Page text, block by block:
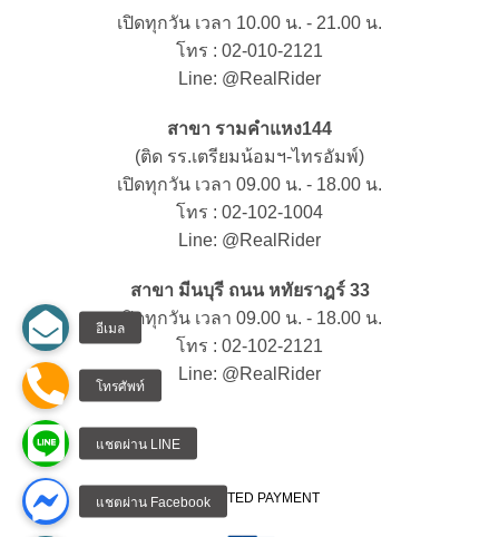
เปิดทุกวัน เวลา 10.00 น. - 21.00 น.
โทร : 02-010-2121
Line: @RealRider
สาขา รามคำแหง144
(ติด รร.เตรียมน้อมฯ-ไทรอัมพ์)
เปิดทุกวัน เวลา 09.00 น. - 18.00 น.
โทร : 02-102-1004
Line: @RealRider
สาขา มีนบุรี ถนน หทัยราฎร์ 33
เปิดทุกวัน เวลา 09.00 น. - 18.00 น.
โทร : 02-102-2121
Line: @RealRider
ACCEPTED PAYMENT